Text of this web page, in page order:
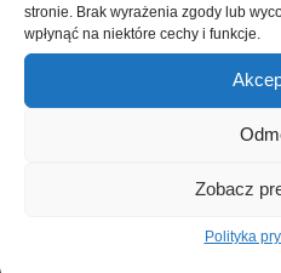
stronie. Brak wyrażenia zgody lub
wpłynąć na niektóre cechy i funkcje.
Zobacz
Polityka
Na zwrot
Możliwość